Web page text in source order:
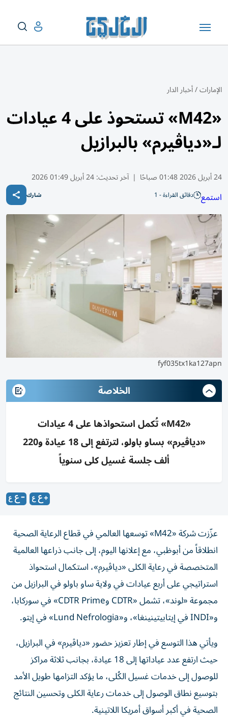
الإمارات/أخبار الدار
«M42» تستحوذ على 4 عيادات
لـ«دياڤيرم» بالبرازيل
24 أبريل 2026 01:48 صباحًا | آخر تحديث:24 أبريل 01:49 2026
استمع دقائق القراءة - 1 شارك
fyf035tx1ka127apn
الخلاصة
«M42» تُكمل استحواذها على 4 عيادات
«دياڤيرم» بساو باولو، لترتفع إلى 18 عيادة و220
ألف جلسة غسيل كلى سنوياً
عزّزت شركة «M42» توسعها العالمي في قطاع الرعاية الصحية
انطلاقاً من أبوظبي، مع إعلانها اليوم، إلى جانب ذراعها العالمية
المتخصصة في رعاية الكلى «دياڤيرم»، استكمال استحواذ
استراتيجي على أربع عيادات في ولاية ساو باولو في البرازيل من
مجموعة «لوند»، تشمل «CDTR وCDTR Prime» في سوركابا،
و«INDI في إيتابيتينينغا»، و«Lund Nefrologia» في إيتو.
ويأتي هذا التوسع في إطار تعزيز حضور «دياڤيرم» في البرازيل،
حيث ارتفع عدد عياداتها إلى 18 عيادة، بجانب ثلاثة مراكز
للوصول إلى خدمات غسيل الكُلى، ما يؤكد التزامها طويل الأمد
بتوسيع نطاق الوصول إلى خدمات رعاية الكلى وتحسين النتائج
الصحية في أكبر أسواق أمريكا اللاتينية.